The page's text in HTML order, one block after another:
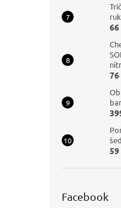
66
76
59
Facebook